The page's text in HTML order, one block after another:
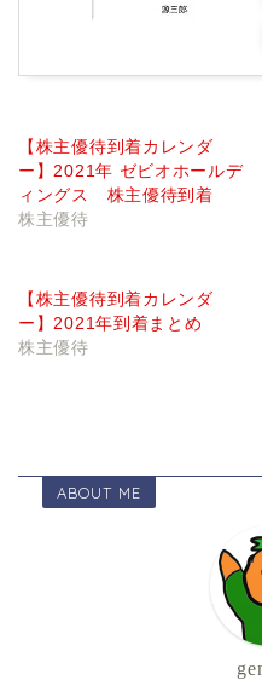
【株主優待到着カレンダ
ー】2021年 ゼビオホールデ
ィングス 株主優待到着
株主優待
【株主優待到着カレンダ
ー】2021年到着まとめ
株主優待
ABOUT ME